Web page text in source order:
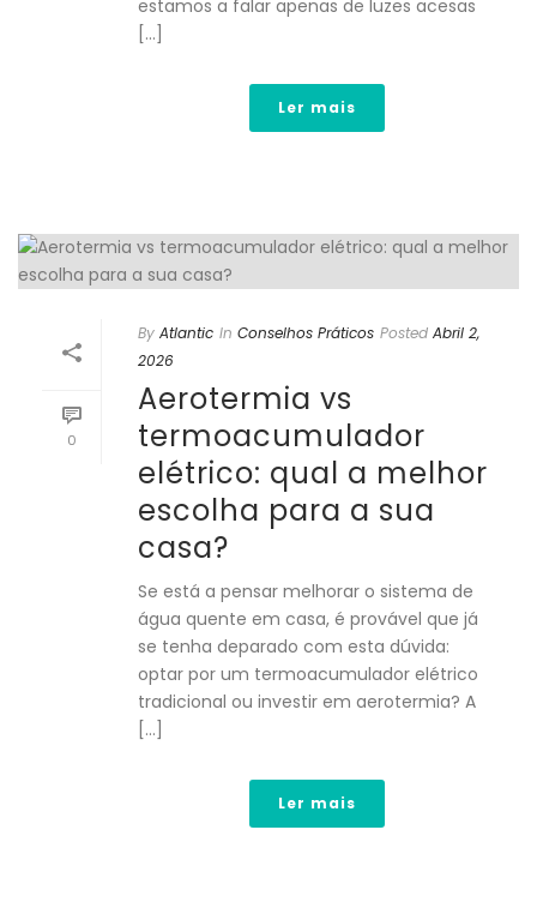
estamos a falar apenas de luzes acesas
[...]
Ler mais
0
By Atlantic In Conselhos Práticos Posted Abril 2,
2026
Aerotermia vs
termoacumulador
elétrico: qual a melhor
escolha para a sua
casa?
Se está a pensar melhorar o sistema de
água quente em casa, é provável que já
se tenha deparado com esta dúvida:
optar por um termoacumulador elétrico
tradicional ou investir em aerotermia? A
[...]
Ler mais